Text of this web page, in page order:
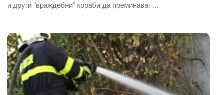
и други "враждебни" кораби да преминават…